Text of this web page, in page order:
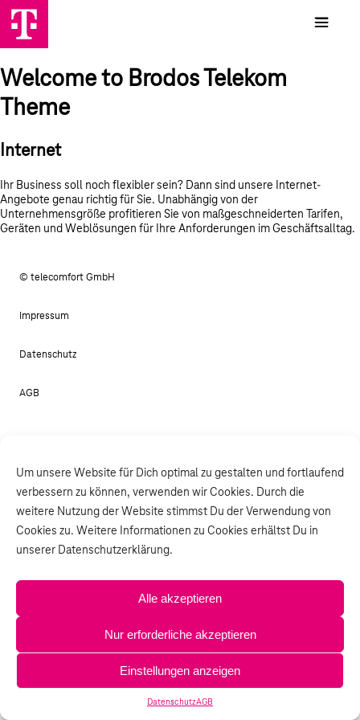
Um unsere Website für Dich optimal zu gestalten und fortlaufend
verbessern zu können, verwenden wir Cookies. Durch die
weitere Nutzung der Website stimmst Du der Verwendung von
Cookies zu. Weitere Informationen zu Cookies erhältst Du in
unserer Datenschutzerklärung.
Alle akzeptieren
Nur erforderliche akzeptieren
Einstellungen anzeigen
DatenschutzAGB
Welcome to Brodos Telekom
Theme
Internet
Ihr Business soll noch flexibler sein? Dann sind unsere Internet-
Angebote genau richtig für Sie. Unabhängig von der
Unternehmensgröße profitieren Sie von maßgeschneiderten Tarifen,
Geräten und Weblösungen für Ihre Anforderungen im Geschäftsalltag.
© telecomfort GmbH
Impressum
Datenschutz
AGB